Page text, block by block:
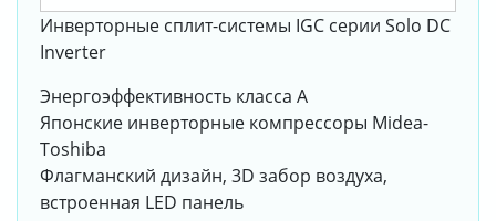
Инверторные сплит-системы IGC серии Solo DC
Inverter
Энергоэффективность класса А
Японские инверторные компрессоры Midea-
Toshiba
Флагманский дизайн, 3D забор воздуха,
встроенная LED панель